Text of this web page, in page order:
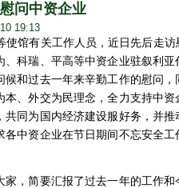
问中资企业
19:13
馆有关工作人员，近日先后走
科瑞、平高等中资企业驻叙利
和过去一年来辛勤工作的慰问，
本、外交为民理念，全力支持中资
共同为国内经济建设服好务，并
中资企业在节日期间不忘安全
，简要汇报了过去一年的工作